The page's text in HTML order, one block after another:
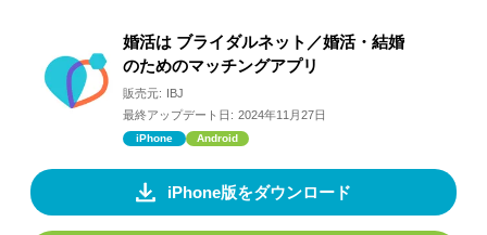
婚活は ブライダルネット／婚活・結婚
のためのマッチングアプリ
販売元: IBJ
最終アップデート日: 2024年11月27日
iPhone Android
iPhone版をダウンロード